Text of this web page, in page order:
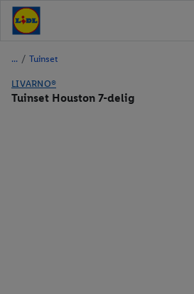
/ Tuinset
LIVARNO®
Tuinset Houston 7-delig